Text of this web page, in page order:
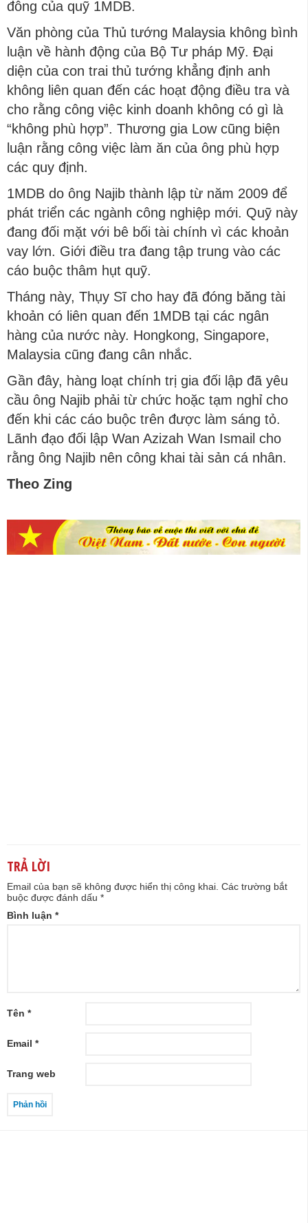
đông của quỹ 1MDB.
Văn phòng của Thủ tướng Malaysia không bình
luận về hành động của Bộ Tư pháp Mỹ. Đại
diện của con trai thủ tướng khẳng định anh
không liên quan đến các hoạt động điều tra và
cho rằng công việc kinh doanh không có gì là
“không phù hợp”. Thương gia Low cũng biện
luận rằng công việc làm ăn của ông phù hợp
các quy định.
1MDB do ông Najib thành lập từ năm 2009 để
phát triển các ngành công nghiệp mới. Quỹ này
đang đối mặt với bê bối tài chính vì các khoản
vay lớn. Giới điều tra đang tập trung vào các
cáo buộc thâm hụt quỹ.
Tháng này, Thụy Sĩ cho hay đã đóng băng tài
khoản có liên quan đến 1MDB tại các ngân
hàng của nước này. Hongkong, Singapore,
Malaysia cũng đang cân nhắc.
Gần đây, hàng loạt chính trị gia đối lập đã yêu
cầu ông Najib phải từ chức hoặc tạm nghỉ cho
đến khi các cáo buộc trên được làm sáng tỏ.
Lãnh đạo đối lập Wan Azizah Wan Ismail cho
rằng ông Najib nên công khai tài sản cá nhân.
Theo Zing
TRẢ LỜI
Email của bạn sẽ không được hiển thị công khai. Các trường bắt
buộc được đánh dấu *
Bình luận *
Tên *
Email *
Trang web